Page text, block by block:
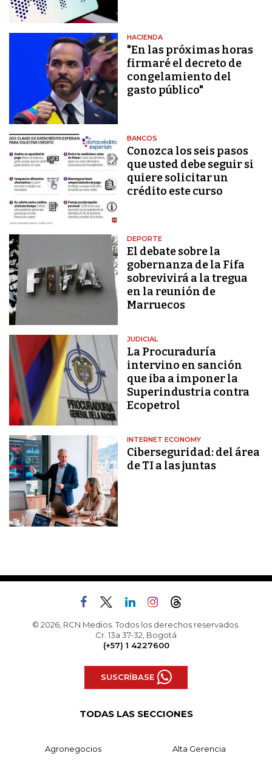
HACIENDA
"En las próximas horas
firmaré el decreto de
congelamiento del
gasto público"
BANCOS
Conozca los seis pasos
que usted debe seguir si
quiere solicitar un
crédito este curso
DEPORTE
El debate sobre la
gobernanza de la Fifa
sobrevivirá a la tregua
en la reunión de
Marruecos
JUDICIAL
La Procuraduría
intervino en sanción
que iba a imponer la
Superindustria contra
Ecopetrol
INTERNET ECONOMY
Ciberseguridad: del área
de TI a las juntas
© 2026, RCN Medios. Todos los derechos reservados.
Cr. 13a 37-32, Bogotá
(+57) 1 4227600
SUSCRÍBASE
TODAS LAS SECCIONES
Agronegocios Alta Gerencia